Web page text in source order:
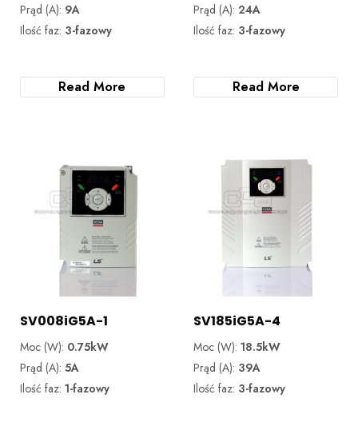
Prąd (A): 9A
Ilość faz: 3-fazowy
Read More
Prąd (A): 24A
Ilość faz: 3-fazowy
Read More
SV008iG5A-1
Moc (W): 0.75kW
Prąd (A): 5A
Ilość faz: 1-fazowy
SV185iG5A-4
Moc (W):18.5kW
Prąd (A): 39A
Ilość faz: 3-fazowy